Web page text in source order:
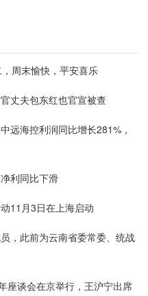
周末愉快，平安喜乐
丈夫包东红也官宣被查
远海控利润同比增长281%，
利同比下滑
11月3日在上海启动
，此前为云南省委常委、统战
座谈会在京举行，王沪宁出席